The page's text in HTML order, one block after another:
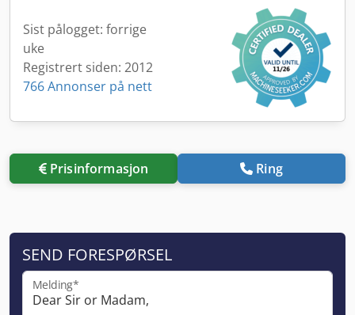
Sist pålogget: forrige
uke
Registrert siden: 2012
766 Annonser på nett
Prisinformasjon Ring
SEND FORESPØRSEL
Melding*